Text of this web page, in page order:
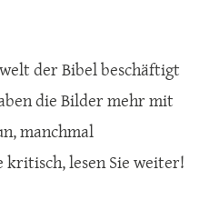
der Bibel beschäftigt
die Bilder mehr mit
manchmal
lesen Sie weiter!